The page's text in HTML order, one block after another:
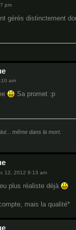
pm
gérés distinctement
am
Sa promet :p
même dans la mort.
12, 2012 9:13 am
plus réaliste déjà
mais la qualité*